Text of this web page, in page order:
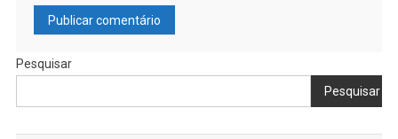
Pesquisar
Pesquisar